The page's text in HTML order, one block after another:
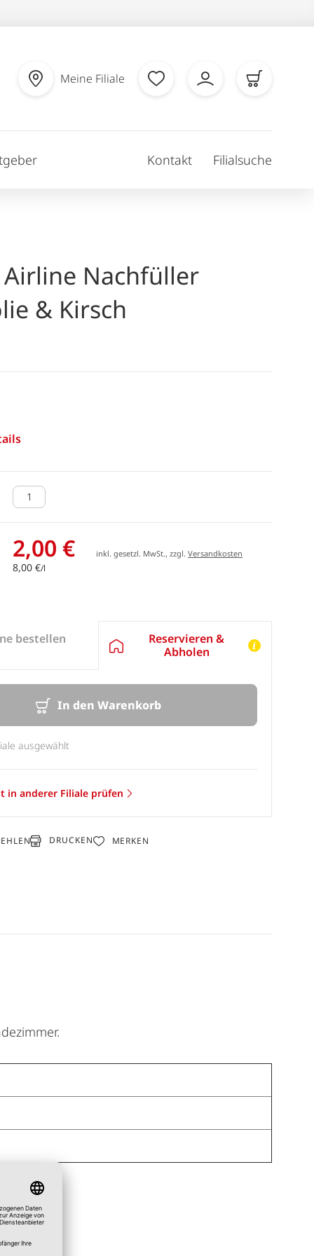
Meine Filiale
Kontakt Filialsuche
Airline Nachfüller
& Kirsch
2,00 €
8,00 €/l
inkl. gesetzl. MwSt., zzgl.Versandkosten
bestellen
Reservieren &
Abholen
In den Warenkorb
ausgewählt
in anderer Filiale prüfen
DRUCKEN MERKEN